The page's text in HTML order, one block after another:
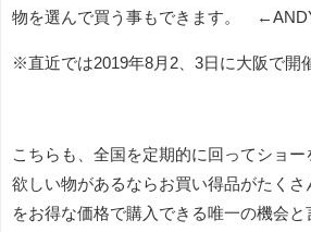
物を選んで買う事もできます。
※直近では2019年8月2、3日に大阪で開
こちらも、全国を定期的に回ってショー
欲しい物があるならお買い得品がたく
をお得な価格で購入できる唯一の機会